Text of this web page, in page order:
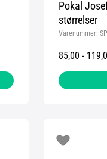
Pokal
størrelser
Varenummer:
85,00 -